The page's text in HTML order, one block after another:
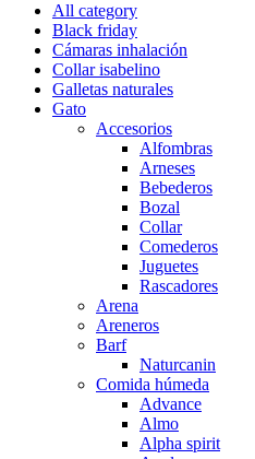
All category
Black friday
Cámaras inhalación
Collar isabelino
Galletas naturales
Gato
Accesorios
Alfombras
Arneses
Bebederos
Bozal
Collar
Comederos
Juguetes
Rascadores
Arena
Areneros
Barf
Naturcanin
Comida húmeda
Advance
Almo
Alpha spirit